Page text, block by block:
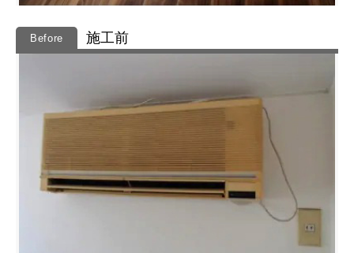
施工前